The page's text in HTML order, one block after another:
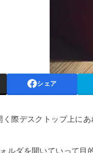
シェア
際デスクトップ上にあ
ルダを開いていって目